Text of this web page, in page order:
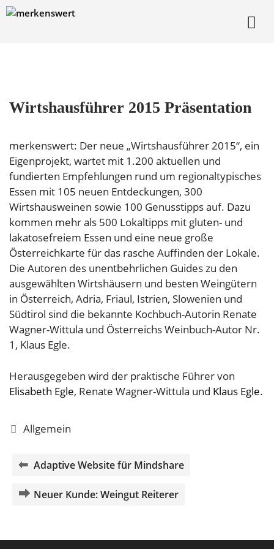
Zum
Wirtshausführer 2015 Präsentation
merkenswert: Der neue „Wirtshausführer 2015“, ein
Eigenprojekt, wartet mit 1.200 aktuellen und
fundierten Empfehlungen rund um regionaltypisches
Essen mit 105 neuen Entdeckungen, 300
Wirtshausweinen sowie 100 Genusstipps auf. Dazu
kommen mehr als 500 Lokaltipps mit gluten- und
lakatosefreiem Essen und eine neue große
Österreichkarte für das rasche Auffinden der Lokale.
Die Autoren des unentbehrlichen Guides zu den
ausgewählten Wirtshäusern und besten Weingütern
in Österreich, Adria, Friaul, Istrien, Slowenien und
Südtirol sind die bekannte Kochbuch-Autorin Renate
Wagner-Wittula und Österreichs Weinbuch-Autor Nr.
1, Klaus Egle.
Herausgegeben wird der praktische Führer von
Elisabeth Egle, Renate Wagner-Wittula und Klaus Egle.
Kategorien
Allgemein
Adaptive Website für Mindshare
Neuer Kunde: Weingut Reiterer